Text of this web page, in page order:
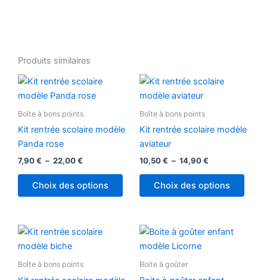
Produits similaires
Boîte à bons points
Kit rentrée scolaire modèle
Panda rose
7,90€ – 22,00€
Plage
de
prix :
à
22,00 €
Choix des options
produit
options
être
page
Boîte à bons points
Kit rentrée scolaire modèle
aviateur
10,50€ – 14,90€
Plage
de
14,90 €
Choix des options
être
Boîte à bons points
Plage
produit
Boite à goûter